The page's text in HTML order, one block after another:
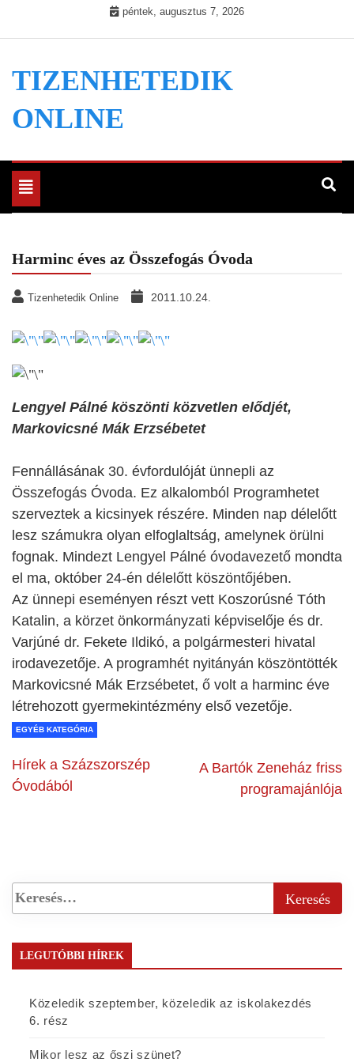
péntek, augusztus 7, 2026
TIZENHETEDIK
ONLINE
Toggle
navigation
Harminc éves az Összefogás Óvoda
Tizenhetedik Online 2011.10.24.
Lengyel Pálné köszönti közvetlen elődjét,
Markovicsné Mák Erzsébetet
Fennállásának 30. évfordulóját ünnepli az
Összefogás Óvoda. Ez alkalomból Programhetet
szerveztek a kicsinyek részére. Minden nap délelőtt
lesz számukra olyan elfoglaltság, amelynek örülni
fognak. Mindezt Lengyel Pálné óvodavezető mondta
el ma, október 24-én délelőtt köszöntőjében.
Az ünnepi eseményen részt vett Koszorúsné Tóth
Katalin, a körzet önkormányzati képviselője és dr.
Varjúné dr. Fekete Ildikó, a polgármesteri hivatal
irodavezetője. A programhét nyitányán köszöntötték
Markovicsné Mák Erzsébetet, ő volt a harminc éve
létrehozott gyermekintézmény első vezetője.
EGYÉB KATEGÓRIA
Hírek a Százszorszép
Óvodából
A Bartók Zeneház friss
programajánlója
LEGUTÓBBI HÍREK
Közeledik szeptember, közeledik az iskolakezdés
6. rész
Mikor lesz az őszi szünet?